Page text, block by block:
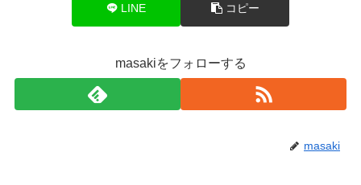
LINE コピー
masakiをフォローする
masaki